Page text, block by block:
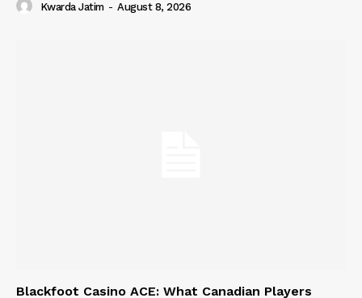
Kwarda Jatim - August 8, 2026
Blackfoot Casino ACE: What Canadian Players